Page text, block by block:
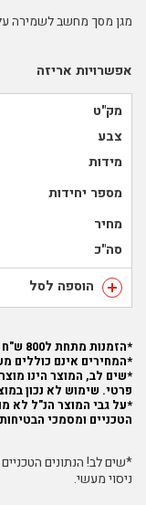
מגן מסך מחשב לשמירה על
אפשרויות אריזה
מק"ט
צבע
מידות
מספר יחידות
מחיר
סה"כ
הוספה לסל
*הזמנות מתחת ל800 ש"ח יחוייבו בדמי משלוח
*המחירים אינם כוללים
*שים לב, המוצר הינו
פרטי. שימוש לא נכון
*על גבי המוצר הנ"ל לא
הטכניים ומסמכי
*שים לב! הנתונים
ניסוי מעשי.